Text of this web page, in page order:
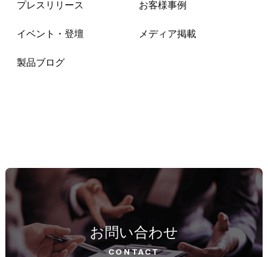
プレスリリース お客様事例
イベント・登壇 メディア掲載
製品ブログ
お問い合わせ
CONTACT